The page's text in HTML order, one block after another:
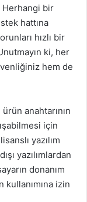
Herhangi bir
hattına
hızlı bir
ki, her
hem de
anahtarının
için
yazılım
yazılımlardan
donanım
izin